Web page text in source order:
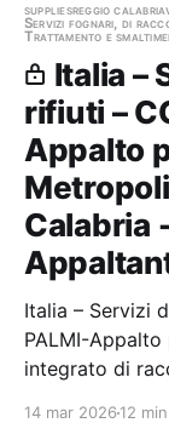
suppliesreggio calabria
Servizi fognari, di
Trattamento e
Italia –
rifiuti –
Appalto
Calabria
Italia – Servizi
PALMI-
integrato di
14 mar 2026 12